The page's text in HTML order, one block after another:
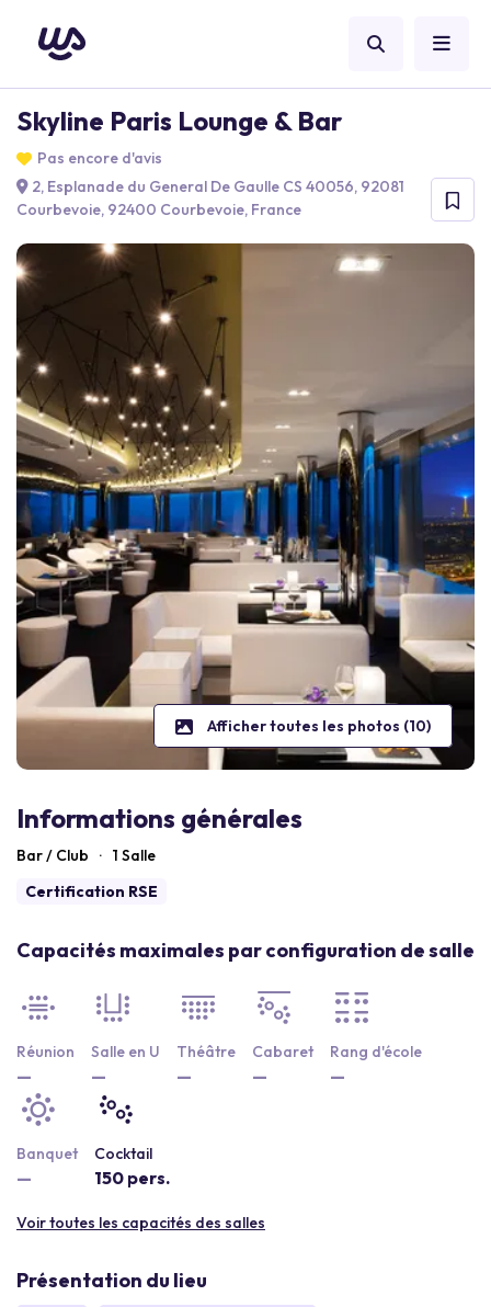
Skyline Paris Lounge & Bar
Pas encore d'avis
2, Esplanade du General De Gaulle CS 40056, 92081
Courbevoie, 92400 Courbevoie, France
Afficher toutes les photos (10)
Informations générales
Bar / Club · 1 Salle
Certification RSE
Capacités maximales par configuration de salle
Réunion
—
Salle en U
—
Théâtre
—
Cabaret
—
Rang d'école
—
Banquet
—
Cocktail
150 pers.
Voir toutes les capacités des salles
Présentation du lieu